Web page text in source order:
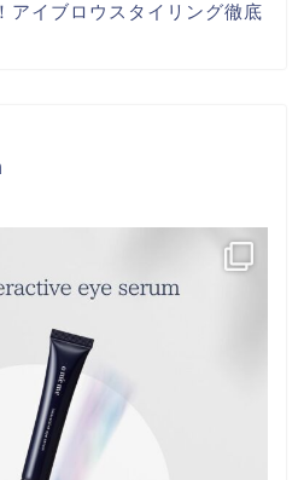
アイブロウスタイリング徹底